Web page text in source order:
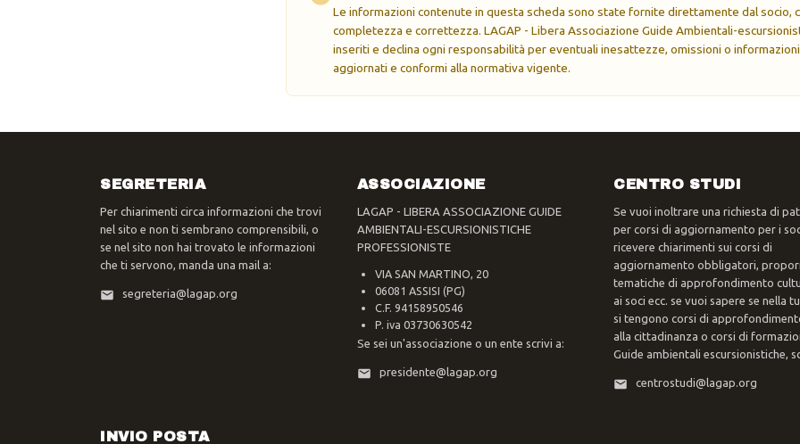
Le informazioni contenute in questa scheda sono state fornite direttamente dal socio,
completezza e correttezza. LAGAP - Libera Associazione Guide Ambientali-
inseriti e declina ogni responsabilità per eventuali inesattezze, omissioni o
aggiornati e conformi alla normativa vigente.
SEGRETERIA
Per chiarimenti circa informazioni che trovi
nel sito e non ti sembrano comprensibili, o
se nel sito non hai trovato le informazioni
che ti servono, manda una mail a:
segreteria@lagap.org
ASSOCIAZIONE
LAGAP - LIBERA ASSOCIAZIONE GUIDE
AMBIENTALI-ESCURSIONISTICHE
PROFESSIONISTE
VIA SAN MARTINO, 20
06081 ASSISI (PG)
C.F. 94158950546
P. iva 03730630542
Se sei un'associazione o un ente scrivi a:
presidente@lagap.org
CENTRO STUDI
Se vuoi inoltrare una richiesta di
per corsi di aggiornamento per i
ricevere chiarimenti sui corsi di
aggiornamento obbligatori,
tematiche di approfondimento
ai soci ecc. se vuoi sapere se nella
si tengono corsi di
alla cittadinanza o corsi di
Guide ambientali escursionistiche,
centrostudi@lagap.org
INVIO POSTA